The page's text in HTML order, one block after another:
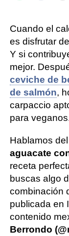
Cuando el
es disfrutar de
Y si
mejor.
ceviche de
de salmón,
carpaccio
para
Hablamos del
aguacate
receta
buscas algo
combinación
publicada en
contenido
Berrondo